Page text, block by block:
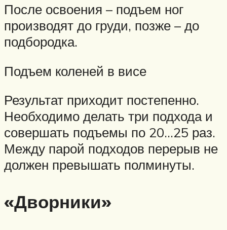
После освоения – подъем ног
производят до груди, позже – до
подбородка.
Подъем коленей в висе
Результат приходит постепенно.
Необходимо делать три подхода и
совершать подъемы по 20…25 раз.
Между парой подходов перерыв не
должен превышать полминуты.
«Дворники»